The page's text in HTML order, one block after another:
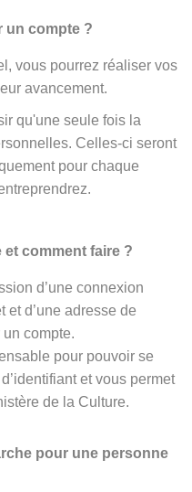
un compte ?
vous pourrez réaliser vos
avancement.
qu'une seule fois la
Celles-ci seront
pour chaque
comment faire ?
d’une connexion
et d’une adresse de
compte.
pour pouvoir se
et vous permet
de la Culture.
pour une personne